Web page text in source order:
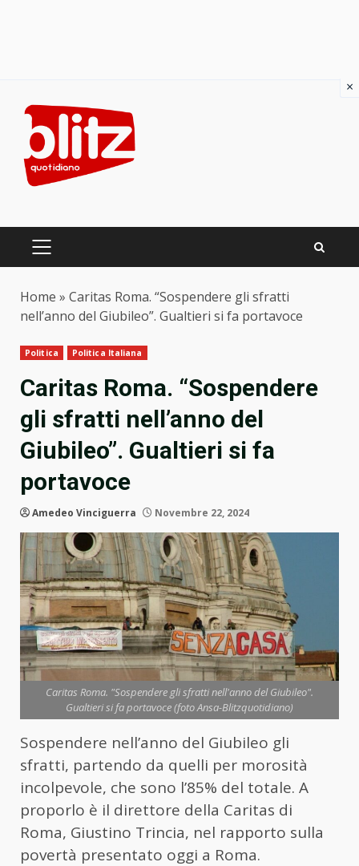
content
PRIMARY
Home » Caritas Roma. “Sospendere gli sfratti
nell’anno del Giubileo”. Gualtieri si fa portavoce
Politica Politica Italiana
Caritas Roma. “Sospendere
gli sfratti nell’anno del
Giubileo”. Gualtieri si fa
portavoce
Amedeo Vinciguerra Novembre 22, 2024
Caritas Roma. "Sospendere gli sfratti nell'anno del Giubileo".
Gualtieri si fa portavoce (foto Ansa-Blitzquotidiano)
Sospendere nell’anno del Giubileo gli
sfratti, partendo da quelli per morosità
incolpevole, che sono l’85% del totale. A
proporlo è il direttore della Caritas di
Roma, Giustino Trincia, nel rapporto sulla
povertà presentato oggi a Roma.
×